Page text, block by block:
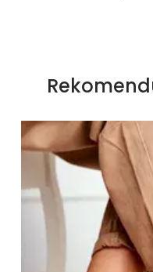
Spalva
Pado spalva
Modelis
pado medžiaga
Vidpadžio medžiaga